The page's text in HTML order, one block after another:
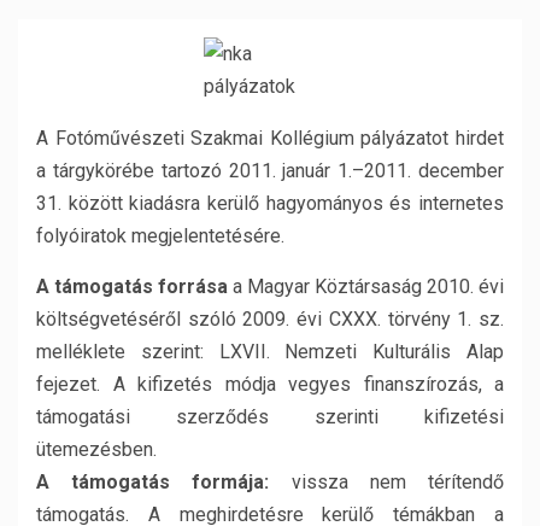
A Fotóművészeti Szakmai Kollégium pályázatot hirdet
a tárgykörébe tartozó 2011. január 1.–2011. december
31. között kiadásra kerülő hagyományos és internetes
folyóiratok megjelentetésére.
A támogatás forrása a Magyar Köztársaság 2010. évi
költségvetéséről szóló 2009. évi CXXX. törvény 1. sz.
melléklete szerint: LXVII. Nemzeti Kulturális Alap
fejezet. A kifizetés módja vegyes finanszírozás, a
támogatási szerződés szerinti kifizetési
ütemezésben.
A támogatás formája: vissza nem térítendő
támogatás. A meghirdetésre kerülő témákban a